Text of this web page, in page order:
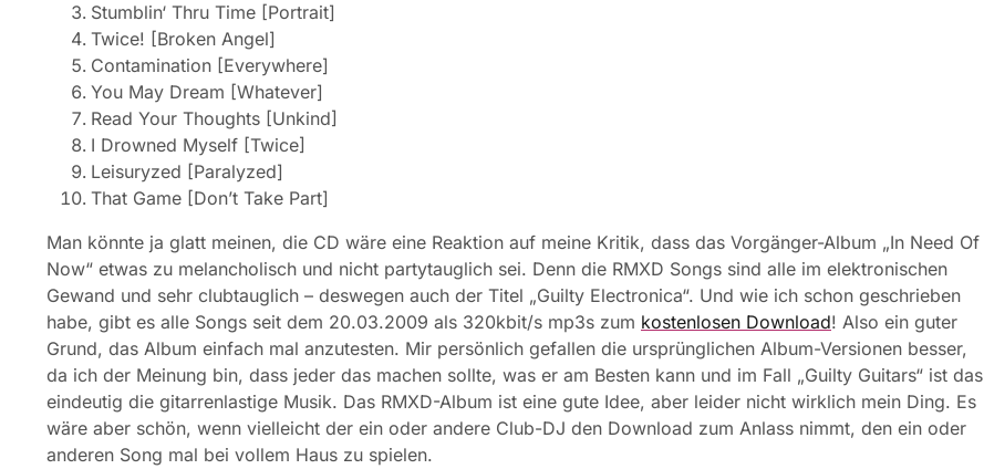
Stumblin‘ Thru Time [Portrait]
Twice! [Broken Angel]
Contamination [Everywhere]
You May Dream [Whatever]
Read Your Thoughts [Unkind]
I Drowned Myself [Twice]
Leisuryzed [Paralyzed]
That Game [Don’t Take Part]
Man könnte ja glatt meinen, die CD wäre eine Reaktion auf meine Kritik, dass das Vorgänger-Album „In Need Of
Now“ etwas zu melancholisch und nicht partytauglich sei. Denn die RMXD Songs sind alle im elektronischen
Gewand und sehr clubtauglich – deswegen auch der Titel „Guilty Electronica“. Und wie ich schon geschrieben
habe, gibt es alle Songs seit dem 20.03.2009 als 320kbit/s mp3s zum kostenlosen Download! Also ein guter
Grund, das Album einfach mal anzutesten. Mir persönlich gefallen die ursprünglichen Album-Versionen besser,
da ich der Meinung bin, dass jeder das machen sollte, was er am Besten kann und im Fall „Guilty Guitars“ ist das
eindeutig die gitarrenlastige Musik. Das RMXD-Album ist eine gute Idee, aber leider nicht wirklich mein Ding. Es
wäre aber schön, wenn vielleicht der ein oder andere Club-DJ den Download zum Anlass nimmt, den ein oder
anderen Song mal bei vollem Haus zu spielen.